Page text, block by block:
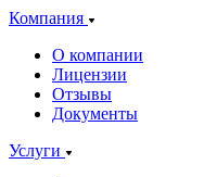
Компания
О компании
Лицензии
Отзывы
Документы
Услуги